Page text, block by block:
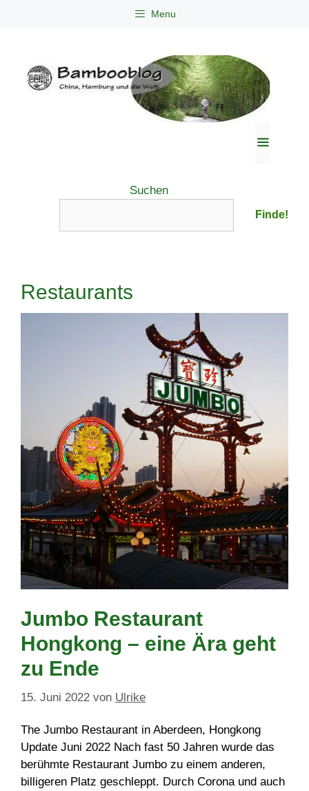
Menu
Suchen
Finde!
Restaurants
Jumbo Restaurant
Hongkong – eine Ära geht
zu Ende
15. Juni 2022 von Ulrike
The Jumbo Restaurant in Aberdeen, Hongkong
Update Juni 2022 Nach fast 50 Jahren wurde das
berühmte Restaurant Jumbo zu einem anderen,
billigeren Platz geschleppt. Durch Corona und auch